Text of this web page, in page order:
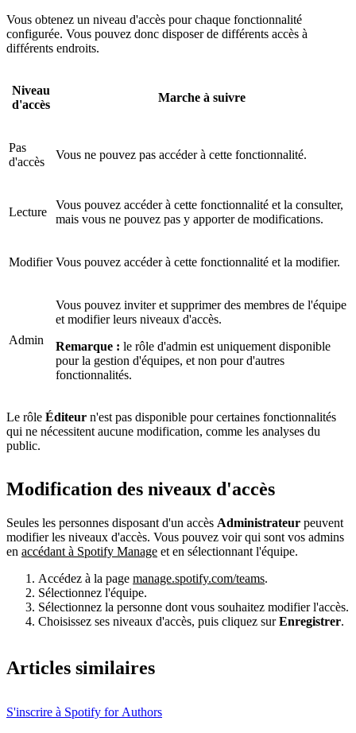
Vous obtenez un niveau d'accès pour chaque fonctionnalité
configurée. Vous pouvez donc disposer de différents accès à
différents endroits.
Niveau
d'accès
Marche à suivre
Pas
d'accès
Vous ne pouvez pas accéder à cette fonctionnalité.
Lecture
Vous pouvez accéder à cette fonctionnalité et la consulter,
mais vous ne pouvez pas y apporter de modifications.
Modifier Vous pouvez accéder à cette fonctionnalité et la modifier.
Admin
Vous pouvez inviter et supprimer des membres de l'équipe
et modifier leurs niveaux d'accès.
Remarque : le rôle d'admin est uniquement disponible
pour la gestion d'équipes, et non pour d'autres
fonctionnalités.
Le rôle Éditeur n'est pas disponible pour certaines fonctionnalités
qui ne nécessitent aucune modification, comme les analyses du
public.
Modification des niveaux d'accès
Seules les personnes disposant d'un accès Administrateur peuvent
modifier les niveaux d'accès. Vous pouvez voir qui sont vos admins
en accédant à Spotify Manage et en sélectionnant l'équipe.
Accédez à la page manage.spotify.com/teams.
Sélectionnez l'équipe.
Sélectionnez la personne dont vous souhaitez modifier l'accès.
Choisissez ses niveaux d'accès, puis cliquez surEnregistrer.
Articles similaires
S'inscrire à Spotify for Authors